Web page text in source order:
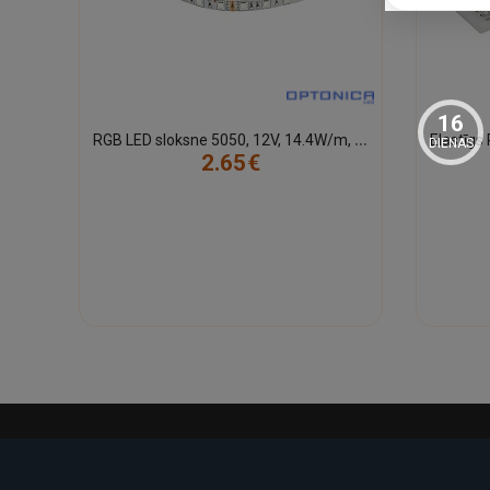
R
GB LED sloksne 5050, 12V, 14.4W/m, IP54
2.65€
16
DIENAS